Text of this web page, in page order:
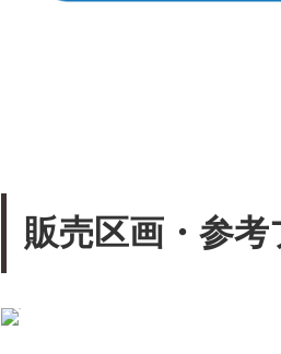
販売区画・参